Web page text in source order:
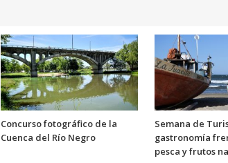
Concurso fotográfico de la
Cuenca del Río Negro
Semana de
gastronomía
pesca y frutos